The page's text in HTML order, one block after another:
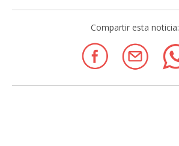
Compartir esta noticia: